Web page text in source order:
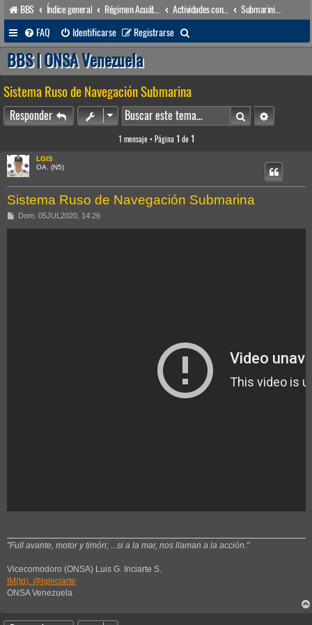
BBS Índice general Actividades conexas
Submarinismo
FAQ
Identificarse Registrarse
u
c
a
r
BBS | ONSA Venezuela
Sistema Ruso de Navegación Submarina
Responder BuscarBúsqueda
1 mensaje • Página 1 de 1
LGIS
OA. (N5)
Sistema Ruso de Navegación Submarina
MDom. 05JUL2020, 14:26
"Full avante, motor y timón; ...si a la mar, nos llaman a la acción."
Vicecomodoro (ONSA) Luis G. Inciarte S.
IM(tg): @lginciarte
ONSA Venezuela